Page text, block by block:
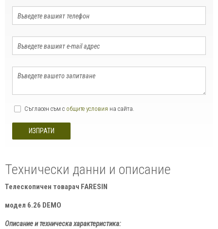
Съгласен съм с общите условия на сайта.
ИЗПРАТИ
Технически данни и описание
Телескопичен товарач FARESIN
модел 6.26 DEMO
Описание и техническа характеристика: